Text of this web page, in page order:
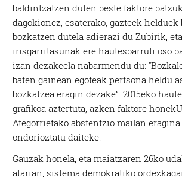
baldintzatzen duten beste faktore
dagokionez, esaterako, gazteek
bozkatzen dutela adierazi du Zubirik,
irisgarritasunak ere hautesbarruti oso
izan dezakeela nabarmendu du:
baten gainean egoteak pertsona heldu
bozkatzea eragin dezake”. 2015eko
grafikoa aztertuta, azken faktore
Ategorrietako abstentzio mailan
ondorioztatu daiteke.
Gauzak honela, eta maiatzaren 26ko
atarian, sistema demokratiko